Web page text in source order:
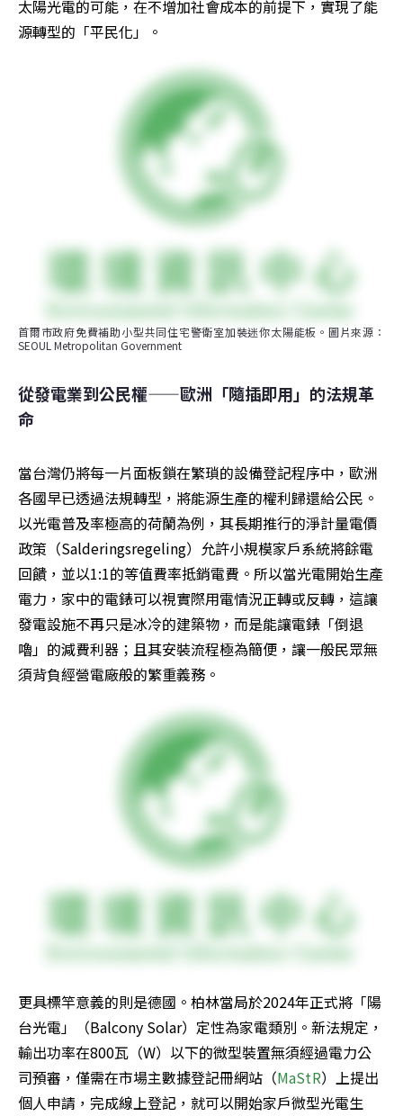
太陽光電的可能，在不增加社會成本的前提下，實現了能
源轉型的「平民化」。
首爾市政府免費補助小型共同住宅警衛室加裝迷你太陽能板。圖片來源：
SEOUL Metropolitan Government
從發電業到公民權——歐洲「隨插即用」的法規革
命
當台灣仍將每一片面板鎖在繁瑣的設備登記程序中，歐洲
各國早已透過法規轉型，將能源生產的權利歸還給公民。
以光電普及率極高的荷蘭為例，其長期推行的淨計量電價
政策（Salderingsregeling）允許小規模家戶系統將餘電
回饋，並以1:1的等值費率抵銷電費。所以當光電開始生產
電力，家中的電錶可以視實際用電情況正轉或反轉，這讓
發電設施不再只是冰冷的建築物，而是能讓電錶「倒退
嚕」的減費利器；且其安裝流程極為簡便，讓一般民眾無
須背負經營電廠般的繁重義務。
更具標竿意義的則是德國。柏林當局於2024年正式將「陽
台光電」（Balcony Solar）定性為家電類別。新法規定，
輸出功率在800瓦（W）以下的微型裝置無須經過電力公
司預審，僅需在市場主數據登記冊網站（MaStR）上提出
個人申請，完成線上登記，就可以開始家戶微型光電生